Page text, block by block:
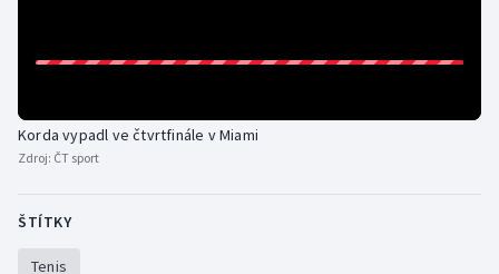
Ostatní
Korda vypadl ve čtvrtfinále v Miami
Zdroj: ČT sport
ŠTÍTKY
Tenis